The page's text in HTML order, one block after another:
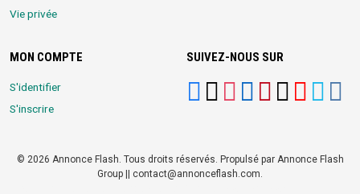
Vie privée
MON COMPTE
S'identifier
S'inscrire
SUIVEZ-NOUS SUR
© 2026 Annonce Flash. Tous droits réservés. Propulsé par Annonce Flash
Group || contact@annonceflash.com.